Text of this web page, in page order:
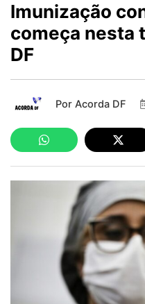
Imunização
começa nesta
DF
Por Acorda DF